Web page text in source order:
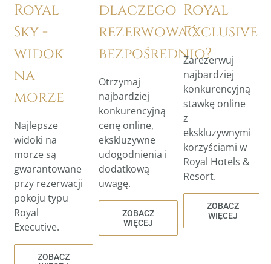
Royal
Sky -
widok
na
morze
Najlepsze
widoki na
morze są
gwarantowane
przy rezerwacji
pokoju typu
Royal
Executive.
ZOBACZ
dlaczego
rezerwować
bezpośrednio?
Otrzymaj
najbardziej
konkurencyjną
cenę online,
ekskluzywne
udogodnienia i
dodatkową
uwagę.
ZOBACZ
WIĘCEJ
Royal
Exclusive
Zarezerwuj
najbardziej
konkurencyjną
stawkę online
z
ekskluzywnymi
korzyściami w
Royal Hotels &
Resort.
ZOBACZ
WIĘCEJ